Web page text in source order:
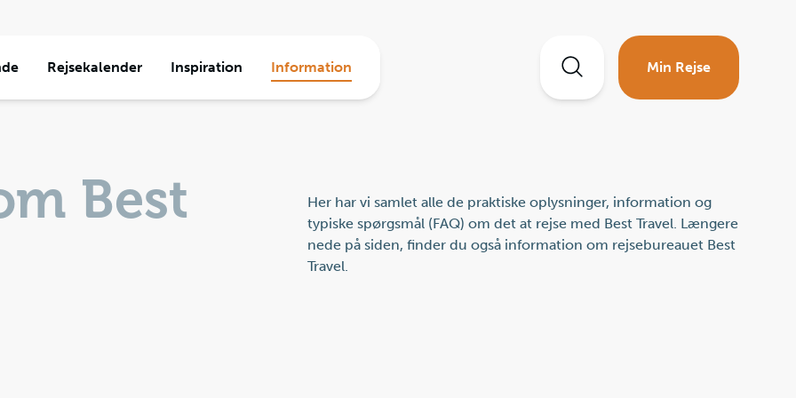
Rejsekalender Inspiration Information Min Rejse
Best
Her har vi samlet alle de praktiske oplysninger, information og
typiske spørgsmål (FAQ) om det at rejse med Best Travel. Længere
nede på siden, finder du også information om rejsebureauet Best
Travel.